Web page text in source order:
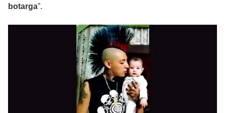
botarga”.